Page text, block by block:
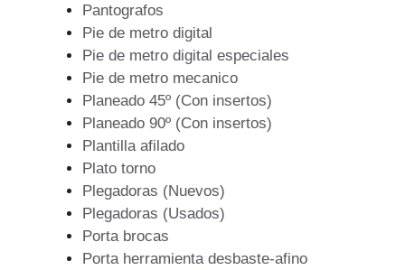
Pantografos
Pie de metro digital
Pie de metro digital especiales
Pie de metro mecanico
Planeado 45º (Con insertos)
Planeado 90º (Con insertos)
Plantilla afilado
Plato torno
Plegadoras (Nuevos)
Plegadoras (Usados)
Porta brocas
Porta herramienta desbaste-afino